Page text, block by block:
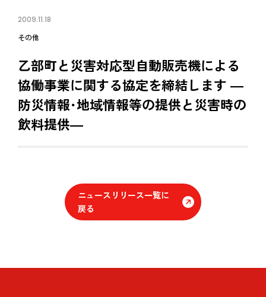
2009.11.18
その他
乙部町と災害対応型自動販売機による
協働事業に関する協定を締結します ―
防災情報･地域情報等の提供と災害時の
飲料提供―
ニュースリリース一覧に
戻る